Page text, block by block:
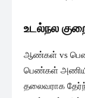
உடல்நல
ஆண்கள் vs
பெண்கள்
தலைவராக